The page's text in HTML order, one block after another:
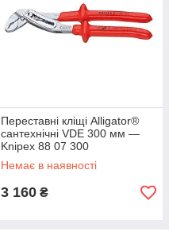
Переставні кліщі Alligator®
сантехнічні VDE 300 мм —
Knipex 88 07 300
Немає в наявності
3 160 ₴